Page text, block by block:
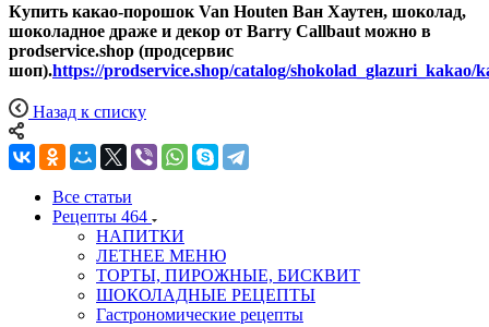
Купить какао-порошок Van Houten Ван Хаутен, шоколад,
шоколадное драже и декор от Barry Callbaut можно в
prodservice.shop (продсервис
шоп).https://prodservice.shop/catalog/shokolad_glazuri_kakao/
Назад к списку
Все статьи
Рецепты 464
НАПИТКИ
ЛЕТНЕЕ МЕНЮ
ТОРТЫ, ПИРОЖНЫЕ, БИСКВИТ
ШОКОЛАДНЫЕ РЕЦЕПТЫ
Гастрономические рецепты